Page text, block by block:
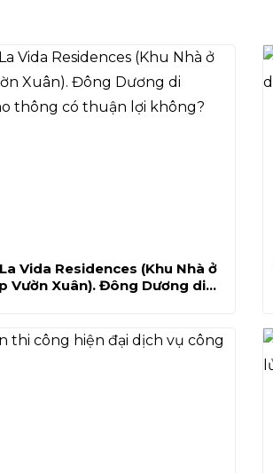
Vida Residences (Khu Nhà ở
Vườn Xuân). Đông Dương di